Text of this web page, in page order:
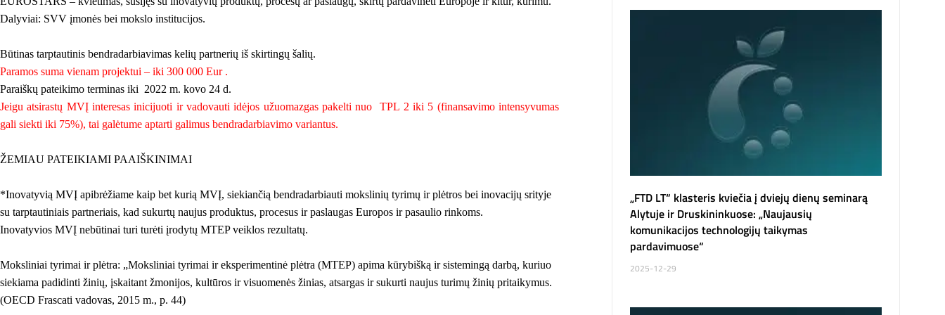
Dalyviai: SVV įmonės bei mokslo institucijos.
Būtinas tarptautinis bendradarbiavimas kelių partnerių iš skirtingų šalių.
Paramos suma vienam projektui – iki 300 000 Eur .
Paraiškų pateikimo terminas iki 2022 m. kovo 24 d.
Jeigu atsirastų MVĮ interesas inicijuoti ir vadovauti idėjos užuomazgas pakelti nuo TPL 2 iki 5 (finansavimo intensyvumas
gali siekti iki 75%), tai galėtume aptarti galimus bendradarbiavimo variantus.
ŽEMIAU PATEIKIAMI PAAIŠKINIMAI
*Inovatyvią MVĮ apibrėžiame kaip bet kurią MVĮ, siekiančią bendradarbiauti mokslinių tyrimų ir plėtros bei inovacijų srityje
su tarptautiniais partneriais, kad sukurtų naujus produktus, procesus ir paslaugas Europos ir pasaulio rinkoms.
Inovatyvios MVĮ nebūtinai turi turėti įrodytų MTEP veiklos rezultatų.
Moksliniai tyrimai ir plėtra: „Moksliniai tyrimai ir eksperimentinė plėtra (MTEP) apima kūrybišką ir sistemingą darbą, kuriuo
siekiama padidinti žinių, įskaitant žmonijos, kultūros ir visuomenės žinias, atsargas ir sukurti naujus turimų žinių pritaikymus.
(OECD Frascati vadovas, 2015 m., p. 44)
„FTD LT“ klasteris kviečia į dviejų dienų seminarą
Alytuje ir Druskininkuose: „Naujausių
komunikacijos technologijų taikymas
pardavimuose“
2025-12-29